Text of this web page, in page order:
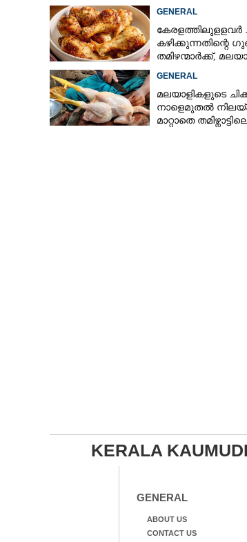
GENERAL
കേരളത്തിലുളളവർ
കഴിക്കുന്നതിന്റെ
തമിഴന്മാർക്ക്,
GENERAL
മലയാളികളുടെ
നാളെമുതൽ
മാറ്റാതെ
KERALA KAUMUDI
GENERAL
ABOUT US
CONTACT US